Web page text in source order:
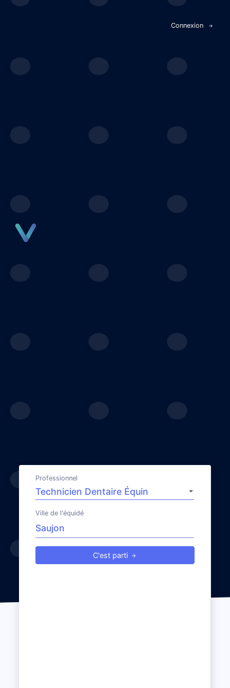
Connexion
Professionnel
Ville de l'équidé
C'est parti